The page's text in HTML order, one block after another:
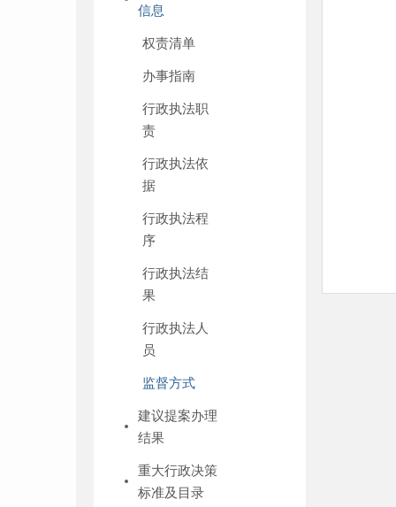
信息
权责清单
办事指南
行政执法职
责
行政执法依
据
行政执法程
序
行政执法结
果
行政执法人
员
监督方式
建议提案办理
结果
重大行政决策
标准及目录